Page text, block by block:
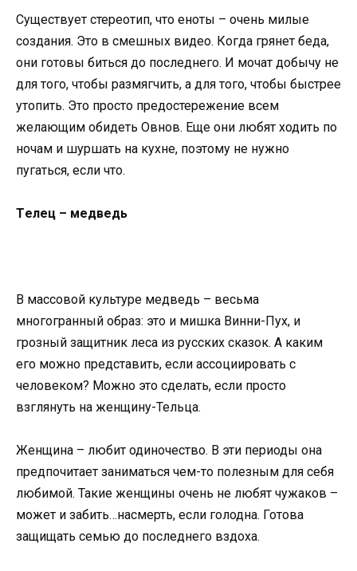
Существует стереотип, что еноты – очень милые
создания. Это в смешных видео. Когда грянет беда,
они готовы биться до последнего. И мочат добычу не
для того, чтобы размягчить, а для того, чтобы быстрее
утопить. Это просто предостережение всем
желающим обидеть Овнов. Еще они любят ходить по
ночам и шуршать на кухне, поэтому не нужно
пугаться, если что.
Тeлец – медведь
В массовой культуре медведь – весьма
многогранный образ: это и мишка Винни-Пух, и
грозный защитник леса из русских сказок. А каким
его можно представить, если ассоциировать с
человеком? Можно это сделать, если просто
взглянуть на женщину-Тельца.
Женщина – любит одиночество. В эти периоды она
предпочитает заниматься чем-то полезным для себя
любимой. Такие женщины очень не любят чужаков –
может и забить…насмерть, если голодна. Готова
защищать семью до последнего вздоха.